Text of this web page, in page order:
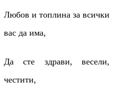
Любов и топлина за всички
вас да има,
Да сте здрави, весели,
честити,